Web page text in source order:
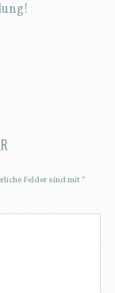
Felder sind mit*